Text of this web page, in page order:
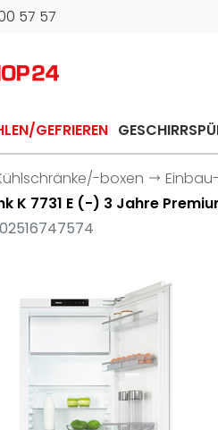
57 57
GEFRIEREN
boxen
K 7731 E (-) 3 Jahre